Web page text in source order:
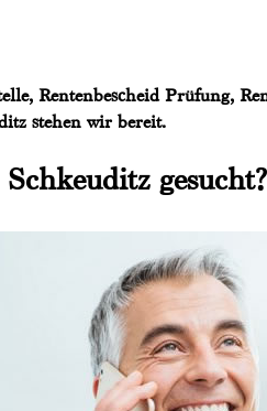
Rentenbescheid Prüfung,
stehen wir bereit.
gesucht?